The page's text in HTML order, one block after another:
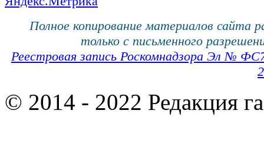
Полное копирование материалов сайта
только с письменного
Реестровая запись Роскомнадзора Эл №
© 2014 - 2022 Редакция